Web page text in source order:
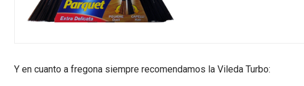
Y en cuanto a fregona siempre recomendamos la Vileda Turbo: